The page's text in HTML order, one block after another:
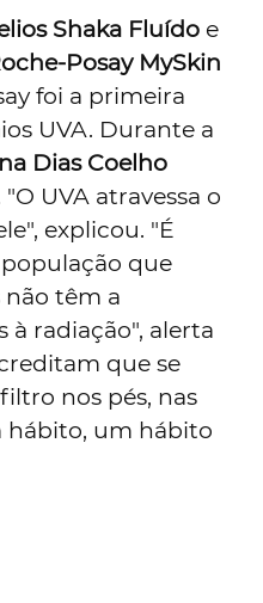
Shaka Fluído e
Posay MySkin
foi a primeira
UVA. Durante a
Dias Coelho
UVA atravessa o
explicou. "É
que
não têm a
à radiação", alerta
que se
nos pés, nas
hábito, um hábito